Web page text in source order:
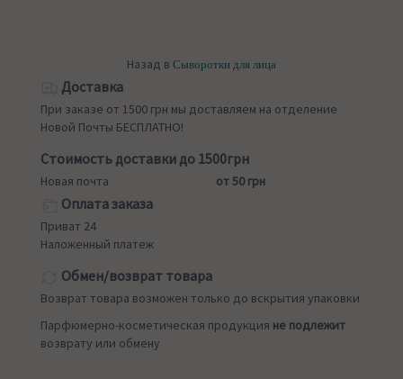
Назад в Сыворотки для лица
Доставка
При заказе от 1500 грн мы доставляем на отделение
Новой Почты БЕСПЛАТНО!
Стоимость доставки до 1500грн
Новая почта от 50 грн
Оплата заказа
Приват 24
Наложенный платеж
Обмен/возврат товара
Возврат товара возможен только до вскрытия упаковки
Парфюмерно-косметическая продукция не подлежит
возврату или обмену